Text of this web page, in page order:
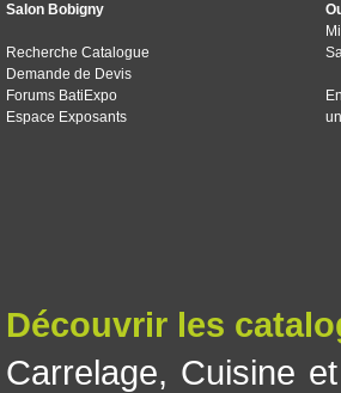
Salon Bobigny
Recherche Catalogue
Demande de Devis
Forums BatiExpo
Espace Exposants
Découvrir les
Carrelage, Cuisine